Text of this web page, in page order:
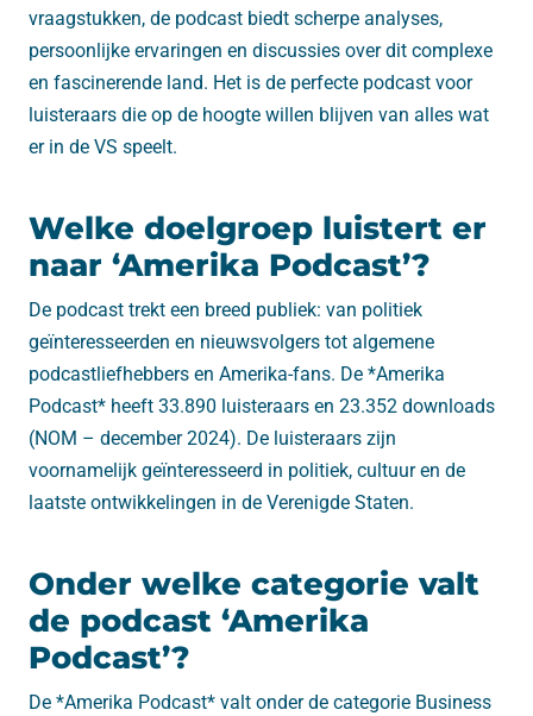
vraagstukken, de podcast biedt scherpe analyses,
persoonlijke ervaringen en discussies over dit complexe
en fascinerende land. Het is de perfecte podcast voor
luisteraars die op de hoogte willen blijven van alles wat
er in de VS speelt.
Welke doelgroep luistert er
naar ‘Amerika Podcast’?
De podcast trekt een breed publiek: van politiek
geïnteresseerden en nieuwsvolgers tot algemene
podcastliefhebbers en Amerika-fans. De *Amerika
Podcast* heeft 33.890 luisteraars en 23.352 downloads
(NOM – december 2024). De luisteraars zijn
voornamelijk geïnteresseerd in politiek, cultuur en de
laatste ontwikkelingen in de Verenigde Staten.
Onder welke categorie valt
de podcast ‘Amerika
Podcast’?
De *Amerika Podcast* valt onder de categorie Business